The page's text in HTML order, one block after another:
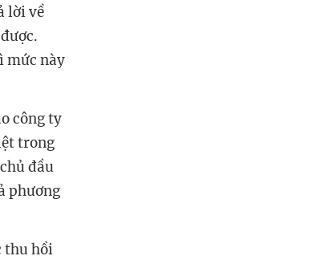
lời về
mức này
công ty
trong
đầu
phương
thu hồi